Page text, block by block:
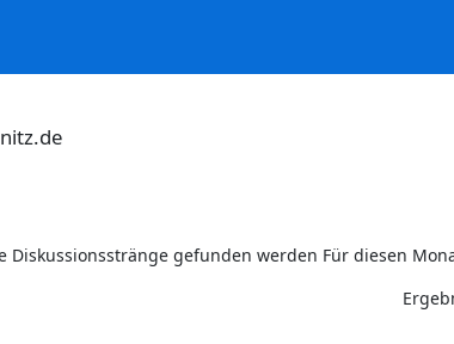
Diskussionsstränge gefunden werden Für diesen